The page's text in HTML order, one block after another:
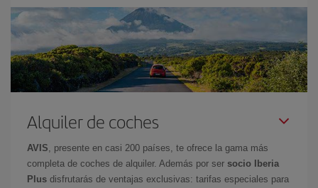
Alquiler de coches
AVIS , presente en casi 200 países, te ofrece la gama más
completa de coches de alquiler. Además por ser socio Iberia
Plus disfrutarás de ventajas exclusivas: tarifas especiales para